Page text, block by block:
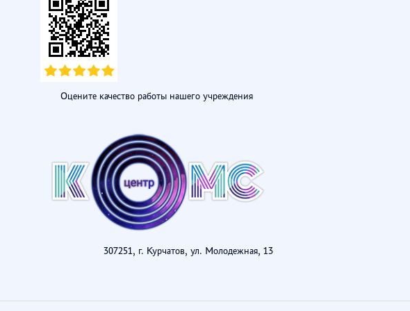
Оцените качество работы нашего учреждения
307251, г. Курчатов, ул. Молодежная, 13